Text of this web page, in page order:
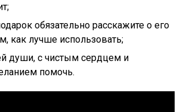
обязательно расскажите о его
как лучше использовать;
души, с чистым сердцем и
помочь.